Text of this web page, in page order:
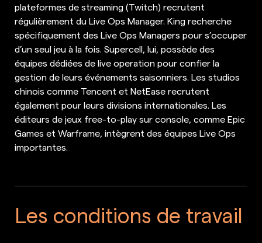
plateformes de streaming (Twitch) recrutent
régulièrement du Live Ops Manager. King recherche
spécifiquement des Live Ops Managers pour s’occuper
d’un seul jeu à la fois. Supercell, lui, possède des
équipes dédiées de live operation pour confier la
gestion de leurs événements saisonniers. Les studios
chinois comme Tencent et NetEase recrutent
également pour leurs divisions internationales. Les
éditeurs de jeux free-to-play sur console, comme Epic
Games et Warframe, intègrent des équipes Live Ops
importantes.
Les conditions de travail